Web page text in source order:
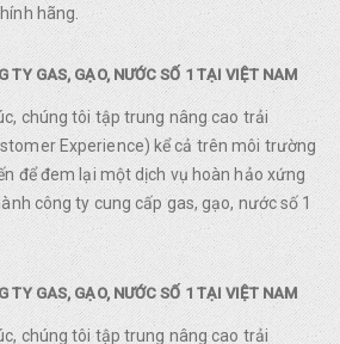
hãng.
TY GAS, GẠO, NƯỚC SỐ 1 TẠI VIỆT NAM
chúng tôi tập trung nâng cao trải
Experience) kể cả trên môi trường
để đem lại một dịch vụ hoàn hảo xứng
công ty cung cấp gas, gạo, nước số 1
TY GAS, GẠO, NƯỚC SỐ 1 TẠI VIỆT NAM
chúng tôi tập trung nâng cao trải